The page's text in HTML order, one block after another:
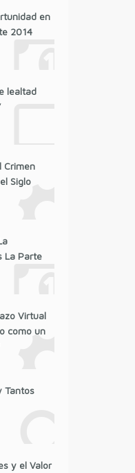
en
2014
lealtad
Crimen
Siglo
La Parte
Virtual
como un
Tantos
y el Valor